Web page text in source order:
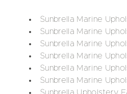
Sunbrella Marine
Sunbrella Marine
Sunbrella Marine
Sunbrella Marine
Sunbrella Marine
Sunbrella Marine